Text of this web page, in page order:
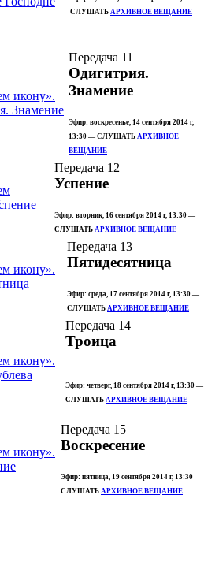
СЛУШАТЬ АРХИВНОЕ ВЕЩАНИЕ
Передача 11
Одигитрия.
Знамение
Эфир: воскресенье, 14 сентября 2014 г,
13:30 — СЛУШАТЬ АРХИВНОЕ
ВЕЩАНИЕ
Передача 12
Успение
Эфир: вторник, 16 сентября 2014 г, 13:30 —
СЛУШАТЬ АРХИВНОЕ ВЕЩАНИЕ
Передача 13
Пятидесятница
Эфир: среда, 17 сентября 2014 г, 13:30 —
СЛУШАТЬ АРХИВНОЕ ВЕЩАНИЕ
Передача 14
Троица
Эфир: четверг, 18 сентября 2014 г, 13:30 —
СЛУШАТЬ АРХИВНОЕ ВЕЩАНИЕ
Передача 15
Воскресение
Эфир: пятница, 19 сентября 2014 г, 13:30 —
СЛУШАТЬ АРХИВНОЕ ВЕЩАНИЕ